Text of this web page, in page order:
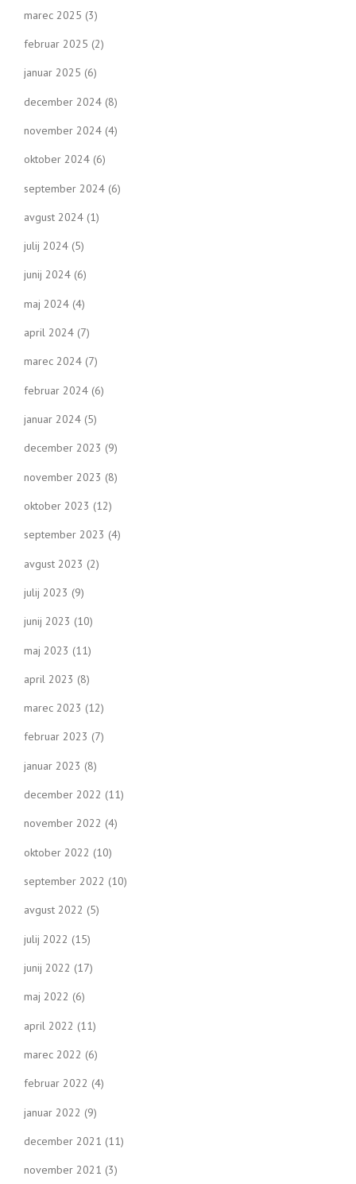
marec 2025 (3)
februar 2025 (2)
januar 2025 (6)
december 2024 (8)
november 2024 (4)
oktober 2024 (6)
september 2024 (6)
avgust 2024 (1)
julij 2024 (5)
junij 2024 (6)
maj 2024 (4)
april 2024 (7)
marec 2024 (7)
februar 2024 (6)
januar 2024 (5)
december 2023 (9)
november 2023 (8)
oktober 2023 (12)
september 2023 (4)
avgust 2023 (2)
julij 2023 (9)
junij 2023 (10)
maj 2023 (11)
april 2023 (8)
marec 2023 (12)
februar 2023 (7)
januar 2023 (8)
december 2022 (11)
november 2022 (4)
oktober 2022 (10)
september 2022 (10)
avgust 2022 (5)
julij 2022 (15)
junij 2022 (17)
maj 2022 (6)
april 2022 (11)
marec 2022 (6)
februar 2022 (4)
januar 2022 (9)
december 2021 (11)
november 2021 (3)